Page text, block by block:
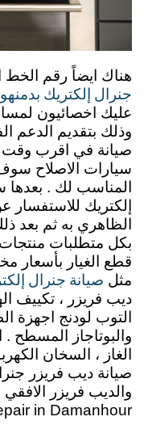
هناك ايضاً رقم
جنرال إلكتريك
عليك اخصائيون
وذلك بتقديم الدعم
صيانة في اقرب
سيارات الاصلاح سوف
المناسب لك .
إلكتريك للاستفسار
الظاهري به ثم بعد
بكل متطلبات منتجات
قطع الغيار بأسعار
مثل صيانة جنرال
ديب فريزر ، تكييف
التوب لودنج اجهزة
والبوتاجاز المسطح
الغاز ، السخان
in Damanhour